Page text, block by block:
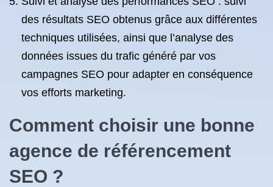
des résultats SEO obtenus grâce aux différentes
techniques utilisées, ainsi que l’analyse des
données issues du trafic généré par vos
campagnes SEO pour adapter en conséquence
vos efforts marketing.
Comment choisir une bonne
agence de référencement
SEO ?